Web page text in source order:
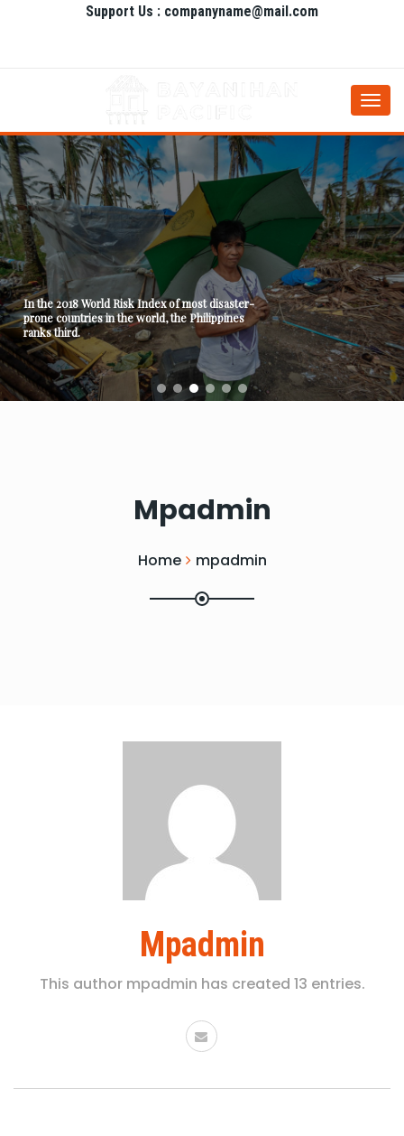
Support Us : companyname@mail.com
In the 2018 World Risk Index of most disaster-
prone countries in the world, the Philippines
ranks third.
Mpadmin
Home mpadmin
Mpadmin
This author mpadmin has created 13 entries.